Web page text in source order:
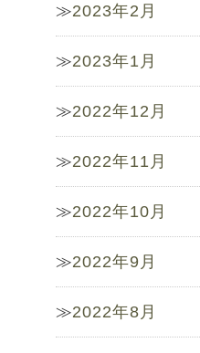
2023年2月
2023年1月
2022年12月
2022年11月
2022年10月
2022年9月
2022年8月